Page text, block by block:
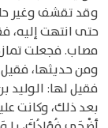
وقد تقشف وغير
حتى انتهت إليه،
مصاب. فجعلت
ومن حديثها،
فقيل لها: الوليد
بعد ذلك، وكانت